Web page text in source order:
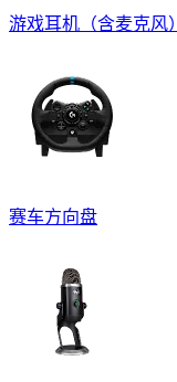
游戏耳机（含麦克风
赛车方向盘